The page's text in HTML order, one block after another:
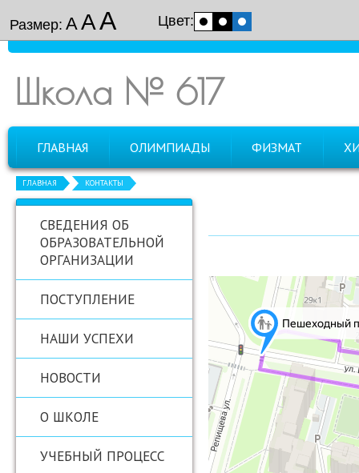
Размер: ААА Цвет:
Школа № 617
ГЛАВНАЯ ОЛИМПИАДЫ ФИЗМАТ
ГЛАВНАЯ КОНТАКТЫ
СВЕДЕНИЯ ОБ
ОБРАЗОВАТЕЛЬНОЙ
ОРГАНИЗАЦИИ
ПОСТУПЛЕНИЕ
НАШИ УСПЕХИ
НОВОСТИ
О ШКОЛЕ
УЧЕБНЫЙ ПРОЦЕСС